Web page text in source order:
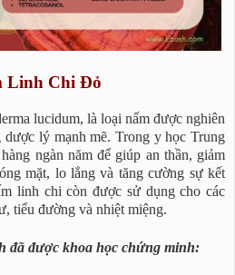
Linh Chi Đỏ
lucidum, là loại nấm được nghiên
lý mạnh mẽ. Trong y học Trung
ngàn năm để giúp an thần, giảm
mặt, lo lắng và tăng cường sự kết
linh chi còn được sử dụng cho các
tiểu đường và nhiệt miệng.
đã được khoa học chứng minh: